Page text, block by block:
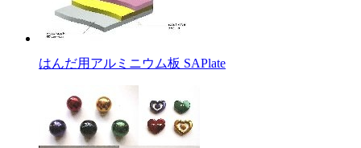
はんだ用アルミニウム板 SAPlate